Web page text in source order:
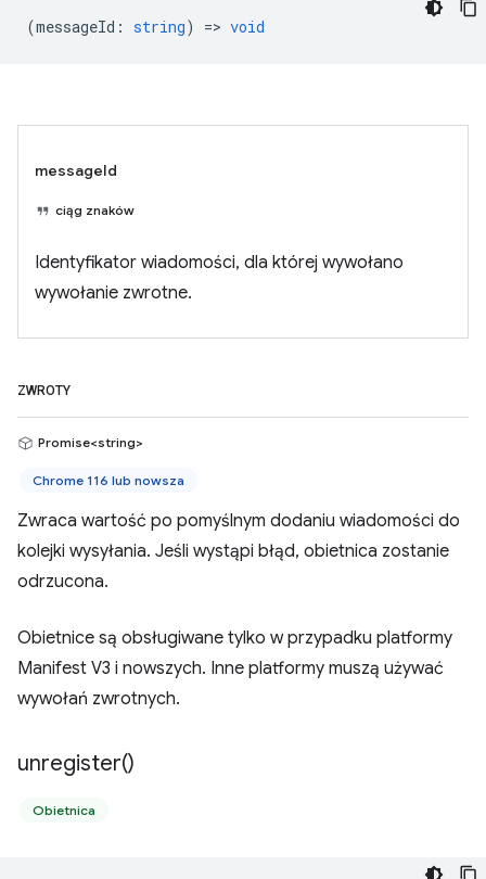
(messageId : string) => void
messageId
ciąg znaków
Identyfikator wiadomości, dla której wywołano
wywołanie zwrotne.
ZWROTY
Promise<string>
Chrome 116 lub nowsza
Zwraca wartość po pomyślnym dodaniu wiadomości do
kolejki wysyłania. Jeśli wystąpi błąd, obietnica zostanie
odrzucona.
Obietnice są obsługiwane tylko w przypadku platformy
Manifest V3 i nowszych. Inne platformy muszą używać
wywołań zwrotnych.
unregister()
Obietnica